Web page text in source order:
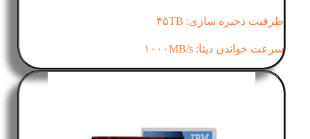
ظرفیت ذخیره سازی: ۴۵TB
سرعت خواندن دیتا: ۱۰۰۰MB/s